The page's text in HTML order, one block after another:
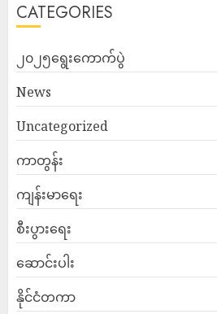
CATEGORIES
၂၀၂၅ရွေးကောက်ပွဲ
News
Uncategorized
ကာတွန်း
ကျန်းမာရေး
စီးပွားရေး
ဆောင်းပါး
နိုင်ငံတကာ